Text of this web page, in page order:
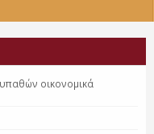
οικονομικά